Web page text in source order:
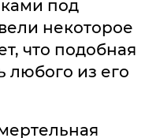
под
некоторое
что подобная
любого из его